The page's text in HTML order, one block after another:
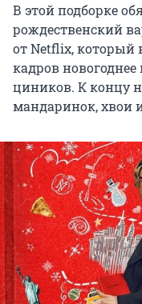
В этой подборке
рождественский
от Netflix, который
кадров
циников. К концу
мандаринок, хвои